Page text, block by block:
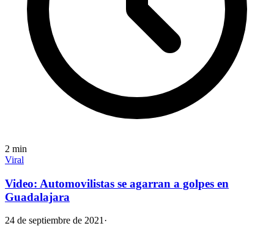
2 min
Viral
Video: Automovilistas se agarran a golpes en
Guadalajara
24 de septiembre de 2021·